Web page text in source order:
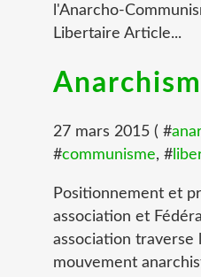
l'Anarcho-
Libertaire Article...
27 mars 2015 ( #
#communisme, #
Positionnement et
association et
association traverse
mouvement